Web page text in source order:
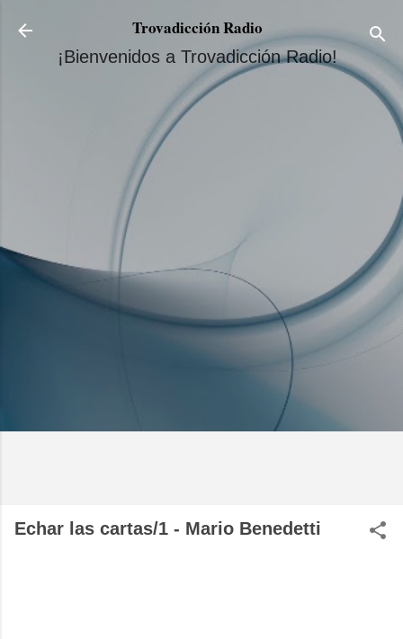
Ir al contenido principal
Trovadicción Radio
¡Bienvenidos a Trovadicción Radio!
Echar las cartas/1 - Mario Benedetti